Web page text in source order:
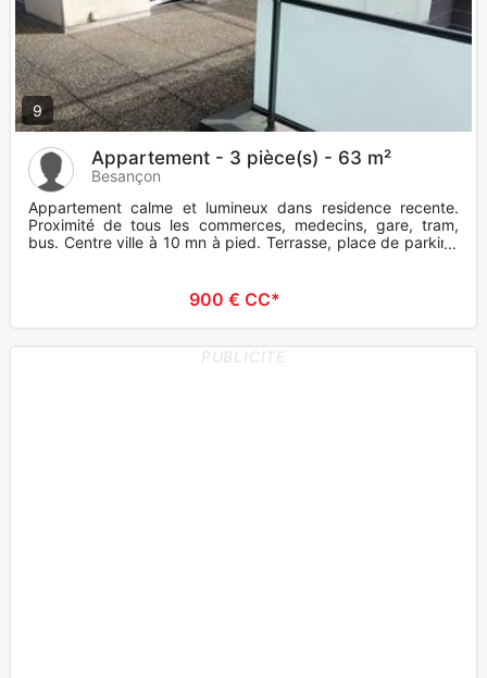
9
Appartement - 3 pièce(s) - 63 m²
Besançon
Appartement calme et lumineux dans residence recente.
Proximité de tous les commerces, medecins, gare, tram,
bus. Centre ville à 10 mn à pied. Terrasse, place de parking
900 € CC*
PUBLICITE